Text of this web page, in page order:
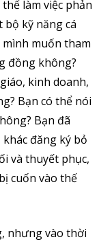
làm việc phản
bộ kỹ năng cá
muốn tham
đồng không?
kinh doanh,
Bạn có thể nói
Bạn đã
đăng ký bỏ
và thuyết phục,
cuốn vào thế
nhưng vào thời